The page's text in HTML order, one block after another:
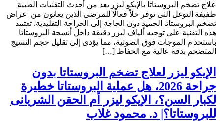
علاج تضخم البروستاتا بالإيكو ليزر يعد من أحدث التقنيات الطبية
طفيفة التوغل التى توفر حلاً فعالًا للمرضى الذين يعانون من أعراض
تضخم البروستاتا الحميد دون الحاجة إلى الجراحة التقليدية. تعتمد
هذه التقنية على توجيه ألياف ليزر دقيقة داخل أنسجة البروستاتا
باستخدام الموجات فوق الصوتية، مما يؤدى إلى تقليل حجم النسيج
المتضخم بدقة عالية مع الحفاظ […]
الإيكو ليزر لعلاج تضخم البروستاتا بدون
جراحة 2026، هل عملية البروستاتا خطيرة
لكبار السن؟، الإيكو ليزر أم الحقن الشريانى
للبروستاتا؟| د. محمود غلاب